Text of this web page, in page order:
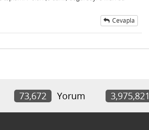
Cevapla
73,672 Yorum 3,975,821